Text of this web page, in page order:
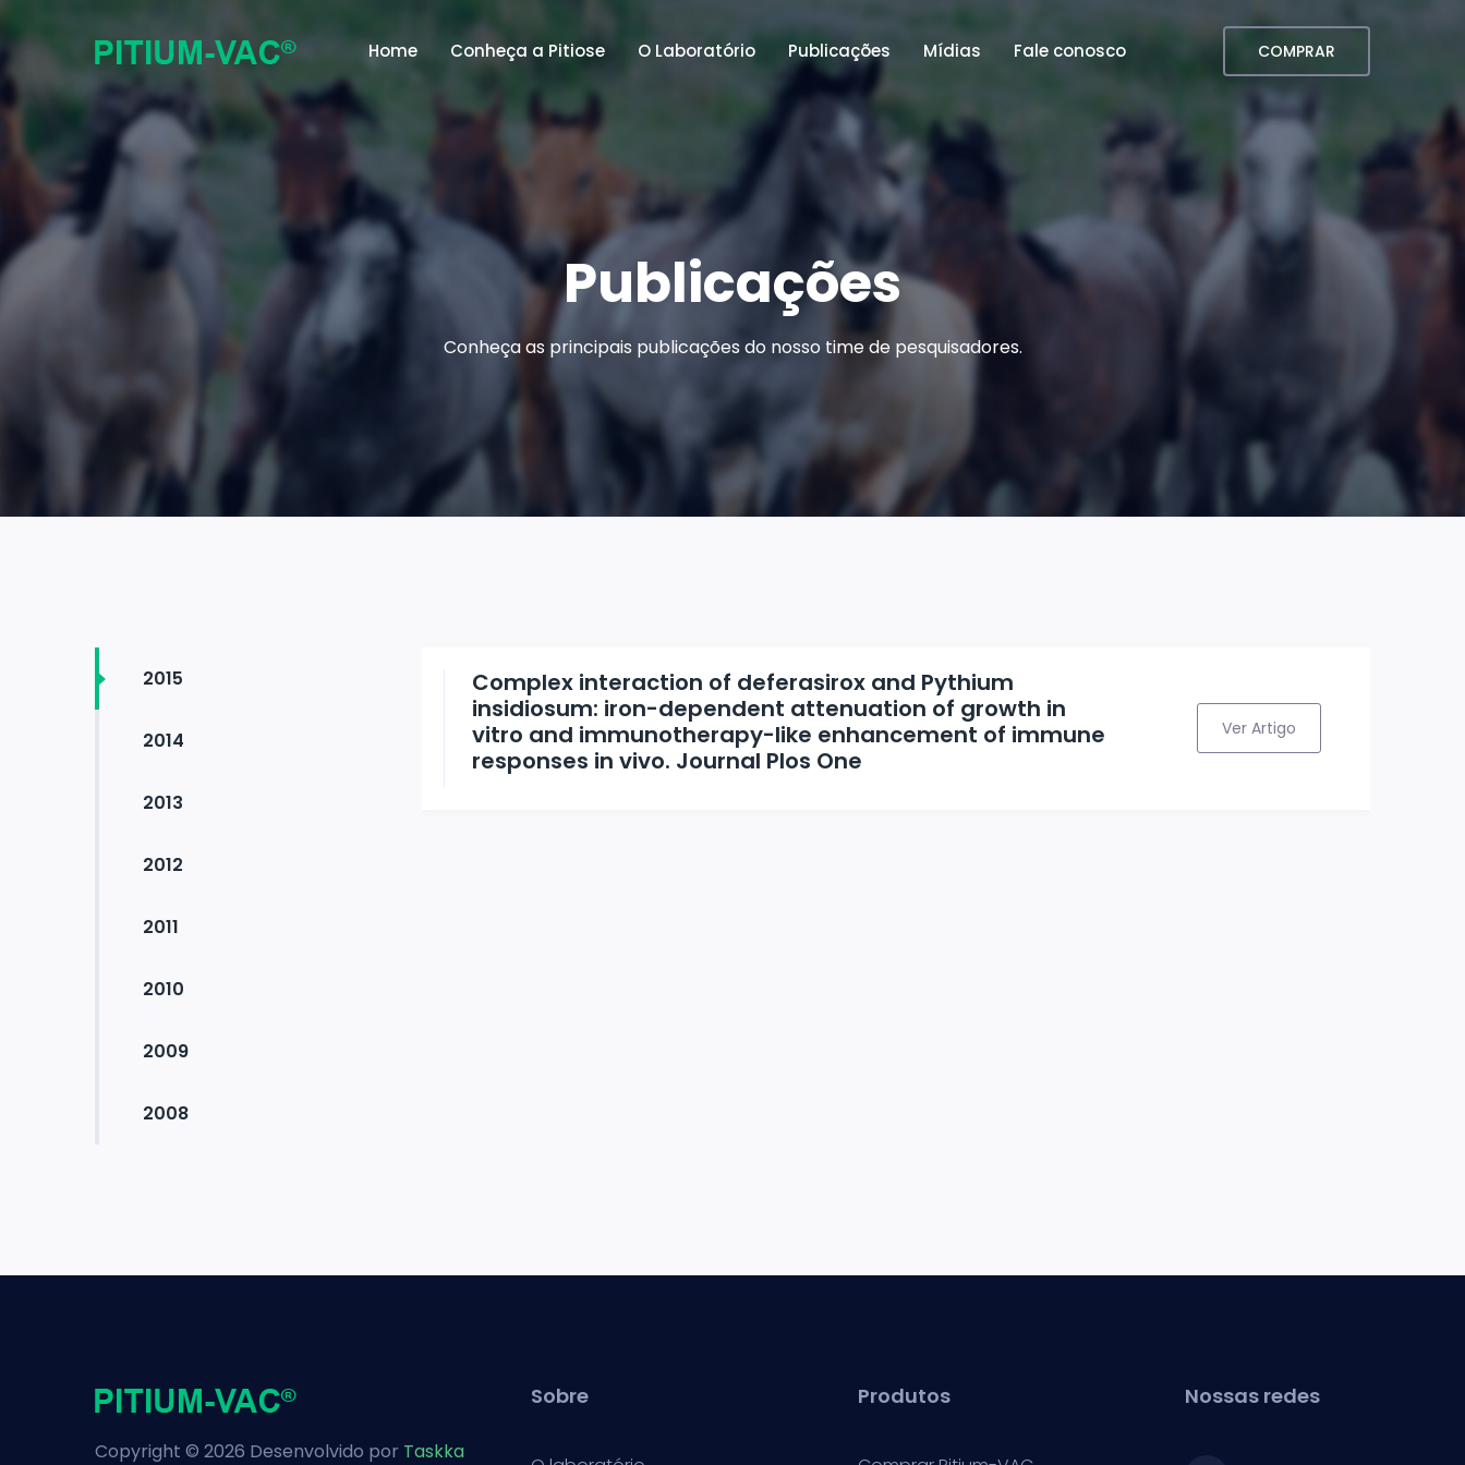
Home Conheça a Pitiose O Laboratório Publicações Mídias Fale conosco COMPRAR
Publicações
Conheça as principais publicações do nosso time de pesquisadores.
2015
2014
2013
2012
2011
2010
2009
2008
Complex interaction of deferasirox and Pythium
insidiosum: iron-dependent attenuation of growth in
vitro and immunotherapy-like enhancement of immune
responses in vivo. Journal Plos One
Ver Artigo
Copyright © 2026 Desenvolvido por Taskka
Sobre Produtos Nossas redes